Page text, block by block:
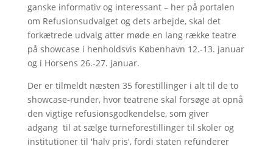
ganske informativ og interessant – her på portalen
om Refusionsudvalget og dets arbejde, skal det
forkætrede udvalg atter møde en lang række teatre
på showcase i henholdsvis København 12.-13. januar
og i Horsens 26.-27. januar.
Der er tilmeldt næsten 35 forestillinger i alt til de to
showcase-runder, hvor teatrene skal forsøge at opnå
den vigtige refusionsgodkendelse, som giver
adgang til at sælge turneforestillinger til skoler og
institutioner til 'halv pris', fordi staten refunderer